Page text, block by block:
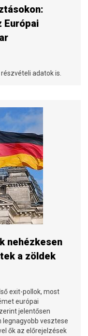
Európai
adatok is.
nehézkesen
a zöldek
exit-pollok, most
európai
jelentősen
legnagyobb vesztese
ők az előrejelzések